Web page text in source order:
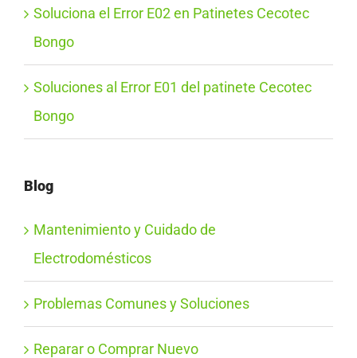
Soluciona el Error E02 en Patinetes Cecotec
Bongo
Soluciones al Error E01 del patinete Cecotec
Bongo
Blog
Mantenimiento y Cuidado de
Electrodomésticos
Problemas Comunes y Soluciones
Reparar o Comprar Nuevo